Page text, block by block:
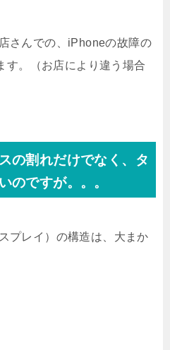
さんでの、iPhoneの故障の
す。（お店により違う場合
の割れだけでなく、タ
のですが。。。
プレイ）の構造は、大まか